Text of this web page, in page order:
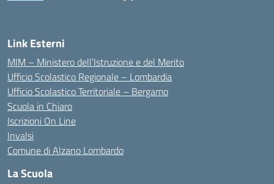
Link Esterni
MIM – Ministero dell’Istruzione e del Merito
Ufficio Scolastico Regionale – Lombardia
Ufficio Scolastico Territoriale – Bergamo
Scuola in Chiaro
Iscrizioni On Line
Invalsi
Comune di Alzano Lombardo
La Scuola